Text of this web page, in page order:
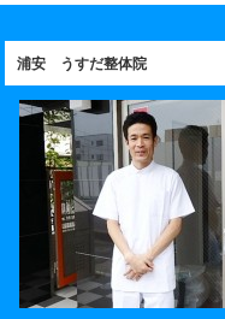
浦安 うすだ整体院